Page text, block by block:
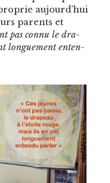
aujourd’hui
par­ents et
pas con­nu le dra­
longue­ment enten­